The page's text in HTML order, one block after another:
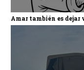
Amar también es dejar